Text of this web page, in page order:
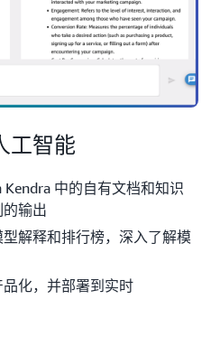
工智能
中的自有文档和知识
输出
解释和排行榜，深入了解模
化，并部署到实时